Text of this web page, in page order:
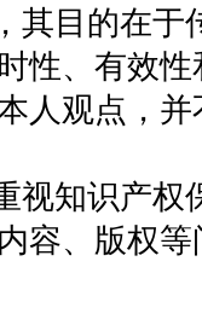
其目的在于
性、有效
人观点，
视知识产权
容、版权